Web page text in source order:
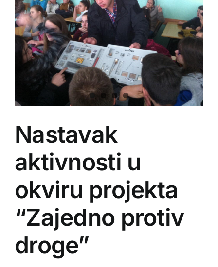
Nastavak
aktivnosti u
okviru projekta
“Zajedno protiv
droge”